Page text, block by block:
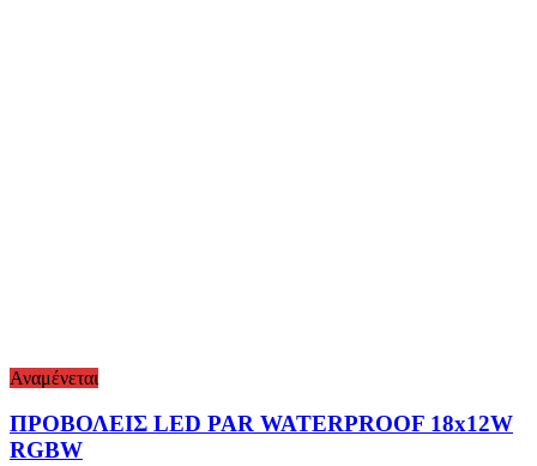
Αναμένεται
ΠΡΟΒΟΛΕΙΣ LED PAR WATERPROOF 18x12W
RGBW